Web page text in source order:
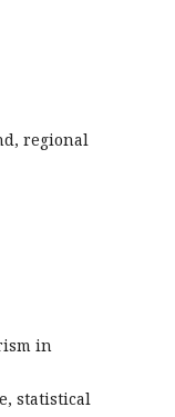
regional
in
statistical